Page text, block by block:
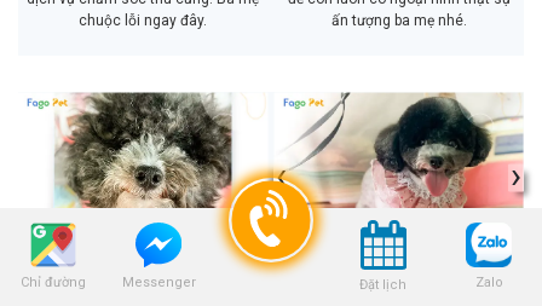
Chỉ đường Messenger Đặt lịch Zalo
chuộc lỗi ngay đây.
ấn tượng ba mẹ nhé.
Đừng chê tớ già nhé, thật sự là do
‹ ›
Tớ đã bảo mà, giờ thì bạn trở thành